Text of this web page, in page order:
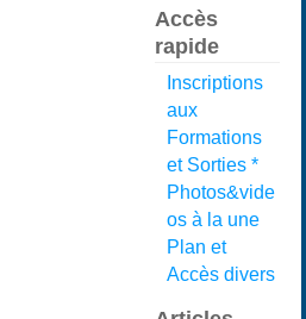
Accès
rapide
Inscriptions
aux
Formations
et Sorties *
Photos&vide
os à la une
Plan et
Accès divers